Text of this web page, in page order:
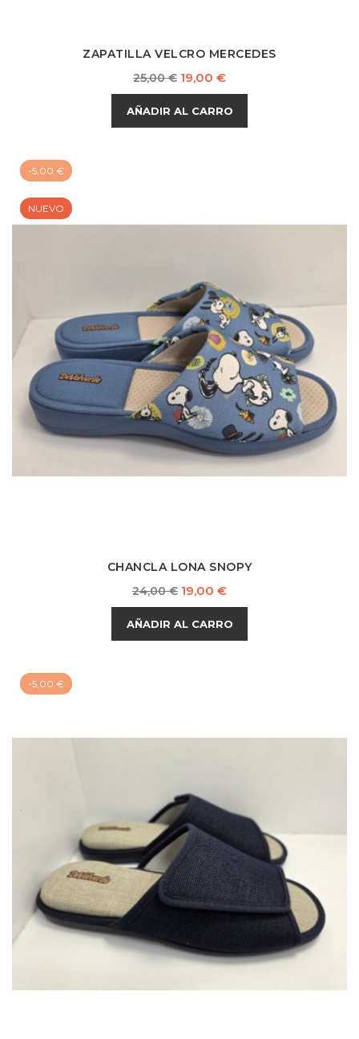
ZAPATILLA VELCRO MERCEDES
Precio
base
25,00 € Precio
19,00 €
AÑADIR AL CARRO
-5,00 €
NUEVO
CHANCLA LONA SNOPY
Precio
base
24,00 € Precio
19,00 €
AÑADIR AL CARRO
-5,00 €